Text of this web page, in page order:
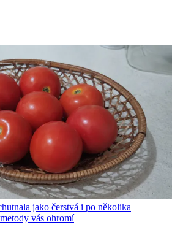
jako čerstvá i po několika
vás ohromí